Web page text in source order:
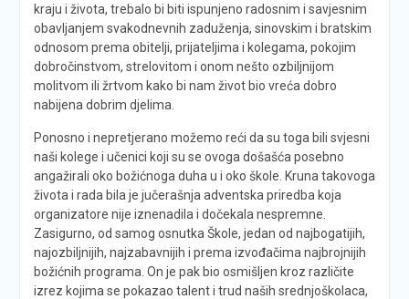
kraju i života, trebalo bi biti ispunjeno radosnim i savjesnim
obavljanjem svakodnevnih zaduženja, sinovskim i bratskim
odnosom prema obitelji, prijateljima i kolegama, pokojim
dobročinstvom, strelovitom i onom nešto ozbiljnijom
molitvom ili žrtvom kako bi nam život bio vreća dobro
nabijena dobrim djelima.
Ponosno i nepretjerano možemo reći da su toga bili svjesni
naši kolege i učenici koji su se ovoga došašća posebno
angažirali oko božićnoga duha u i oko škole. Kruna takovoga
života i rada bila je jučerašnja adventska priredba koja
organizatore nije iznenadila i dočekala nespremne.
Zasigurno, od samog osnutka Škole, jedan od najbogatijih,
najozbiljnijih, najzabavnijih i prema izvođačima najbrojnijih
božićnih programa. On je pak bio osmišljen kroz različite
izrez kojima se pokazao talent i trud naših srednjoškolaca,